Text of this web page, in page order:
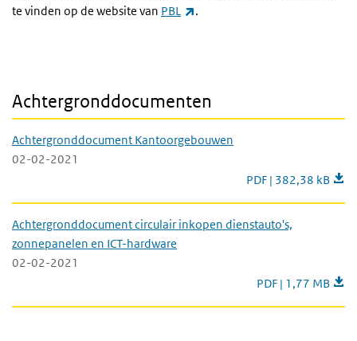
te vinden op de website van PBL (externe link)
.
Achtergronddocumenten
Achtergronddocument Kantoorgebouwen
02-02-2021
PDF | 382,38 kB
Achtergronddocument circulair inkopen dienstauto's,
zonnepanelen en ICT-hardware
02-02-2021
PDF | 1,77 MB